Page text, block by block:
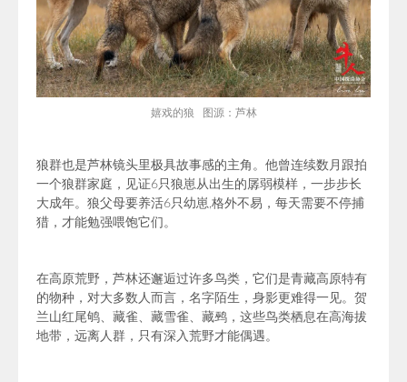
嬉戏的狼 图源：芦林
狼群也是芦林镜头里极具故事感的主角。他曾连续数月跟拍
一个狼群家庭，见证6只狼崽从出生的孱弱模样，一步步长
大成年。狼父母要养活6只幼崽,格外不易，每天需要不停捕
猎，才能勉强喂饱它们。
在高原荒野，芦林还邂逅过许多鸟类，它们是青藏高原特有
的物种，对大多数人而言，名字陌生，身影更难得一见。贺
兰山红尾鸲、 藏雀 藏雪雀、藏鹀 ，这些鸟类栖息在高海拔
地带，远离人群，只有深入荒野才能偶遇。